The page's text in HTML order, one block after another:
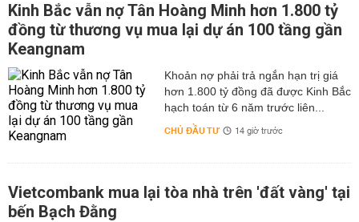
Kinh Bắc vẫn nợ Tân Hoàng Minh hơn 1.800 tỷ
đồng từ thương vụ mua lại dự án 100 tầng gần
Keangnam
hơn 1.800 tỷ đồng đã được Kinh Bắc
hạch toán từ 6 năm trước liên...
CHỦ ĐẦU TƯ 14 giờ trước
Vietcombank mua lại tòa nhà trên 'đất vàng' tại
bến Bạch Đằng